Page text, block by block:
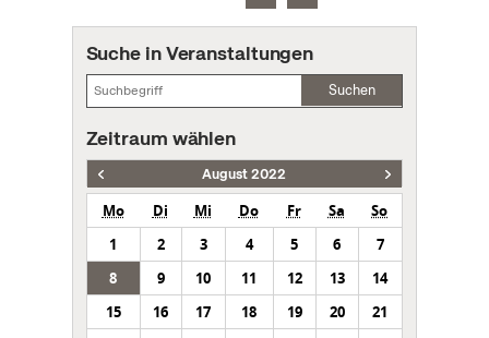
Suche in Veranstaltungen
Suchen
Zeitraum wählen
August 2022
Mo Di Mi Do Fr Sa
So
1
2 3 4 5 6
7
8
9 10 11 12 13
14
15
16 17 18 19 20
21